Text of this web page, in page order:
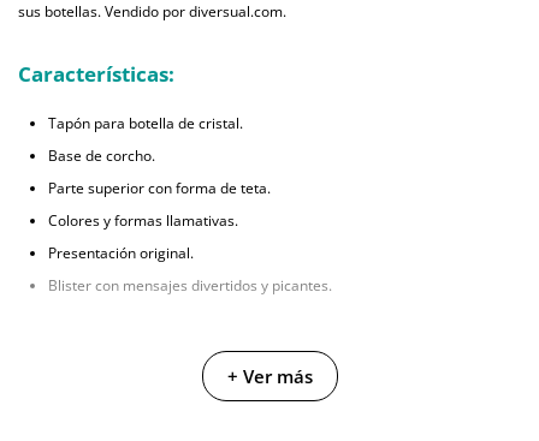
sus botellas. Vendido por diversual.com.
Características:
Tapón para botella de cristal.
Base de corcho.
Parte superior con forma de teta.
Colores y formas llamativas.
Presentación original.
Blister con mensajes divertidos y picantes.
+ Ver más